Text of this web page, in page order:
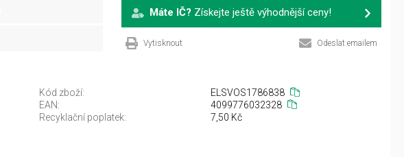
Máte IČ? Získejte ještě výhodnější ceny!
Vytisknout Odeslat emailem
Kód zboží:
ELSVOS1786838
EAN:
4099776032328
Recyklační poplatek:
7,50 Kč